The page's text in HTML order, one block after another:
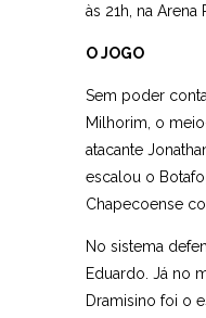
às 21h, na Arena
O JOGO
Sem poder
Milhorim, o
atacante
escalou o
Chapecoense
No sistema
Eduardo. Já no
Dramisino foi o